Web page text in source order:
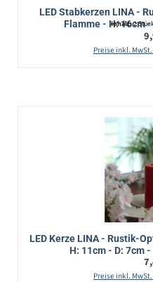
LED Stabkerzen LINA -
Flamme - H: 16cm
Inhalt:2
Preise inkl.
LED Kerze LINA - Rustik-
H: 11cm - D: 7cm
Preise inkl.